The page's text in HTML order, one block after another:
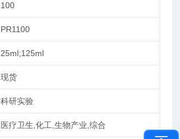
100
PR1100
25ml;125ml
现货
科研实验
医疗卫生,化工,生物产业,综合